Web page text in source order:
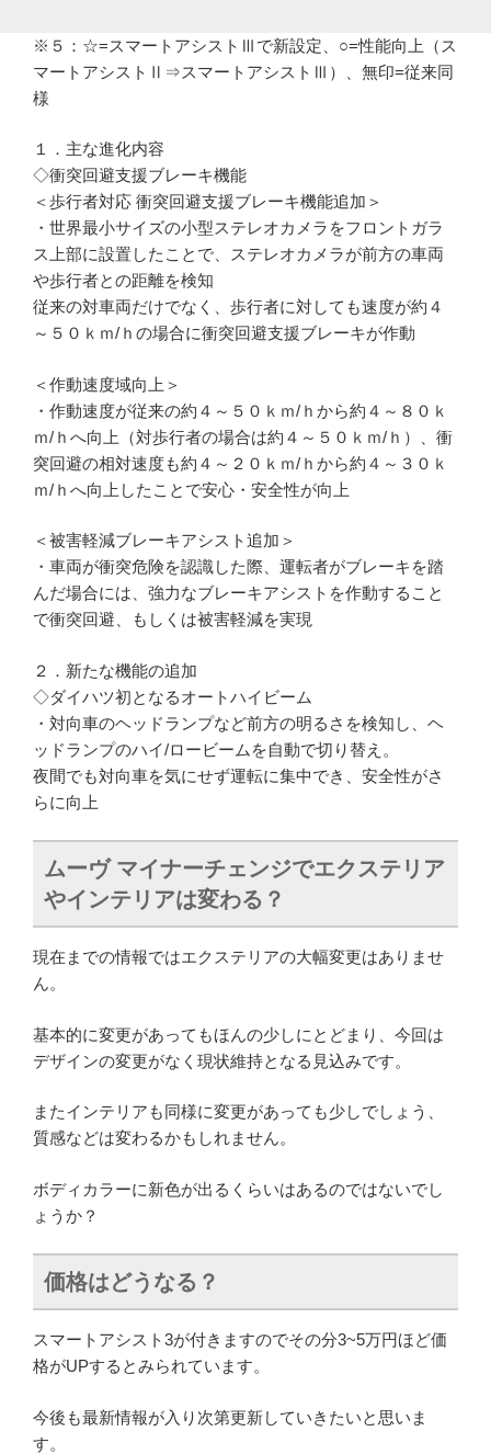
※５：☆=スマートアシストⅢで新設定、○=性能向上（ス
マートアシストⅡ⇒スマートアシストⅢ）、無印=従来同
様
１．主な進化内容
◇衝突回避支援ブレーキ機能
＜歩行者対応 衝突回避支援ブレーキ機能追加＞
・世界最小サイズの小型ステレオカメラをフロントガラ
ス上部に設置したことで、ステレオカメラが前方の車両
や歩行者との距離を検知
従来の対車両だけでなく、歩行者に対しても速度が約４
～５０ｋｍ/ｈの場合に衝突回避支援ブレーキが作動
＜作動速度域向上＞
・作動速度が従来の約４～５０ｋｍ/ｈから約４～８０ｋ
ｍ/ｈへ向上（対歩行者の場合は約４～５０ｋｍ/ｈ）、衝
突回避の相対速度も約４～２０ｋｍ/ｈから約４～３０ｋ
ｍ/ｈへ向上したことで安心・安全性が向上
＜被害軽減ブレーキアシスト追加＞
・車両が衝突危険を認識した際、運転者がブレーキを踏
んだ場合には、強力なブレーキアシストを作動すること
で衝突回避、もしくは被害軽減を実現
２．新たな機能の追加
◇ダイハツ初となるオートハイビーム
・対向車のヘッドランプなど前方の明るさを検知し、ヘ
ッドランプのハイ/ロービームを自動で切り替え。
夜間でも対向車を気にせず運転に集中でき、安全性がさ
らに向上
ムーヴ マイナーチェンジでエクステリア
やインテリアは変わる？
現在までの情報ではエクステリアの大幅変更はありませ
ん。
基本的に変更があってもほんの少しにとどまり、今回は
デザインの変更がなく現状維持となる見込みです。
またインテリアも同様に変更があっても少しでしょう、
質感などは変わるかもしれません。
ボディカラーに新色が出るくらいはあるのではないでし
ょうか？
価格はどうなる？
スマートアシスト3が付きますのでその分3~5万円ほど価
格がUPするとみられています。
今後も最新情報が入り次第更新していきたいと思いま
す。